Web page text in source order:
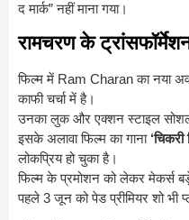
द मार्क” नहीं माना गया।
रामचरण के
फिल्म में Ram Charanका नया
काफी चर्चा में है।
उनका लुक और एक्शन स्टाइल सोशल
इसके अलावा फिल्म का गाना ‘चिकरी
लोकप्रिय हो चुका है।
फिल्म के प्रमोशन को लेकर मेकर्स
पहले 3 जून को पेड प्रीमियर शो भी